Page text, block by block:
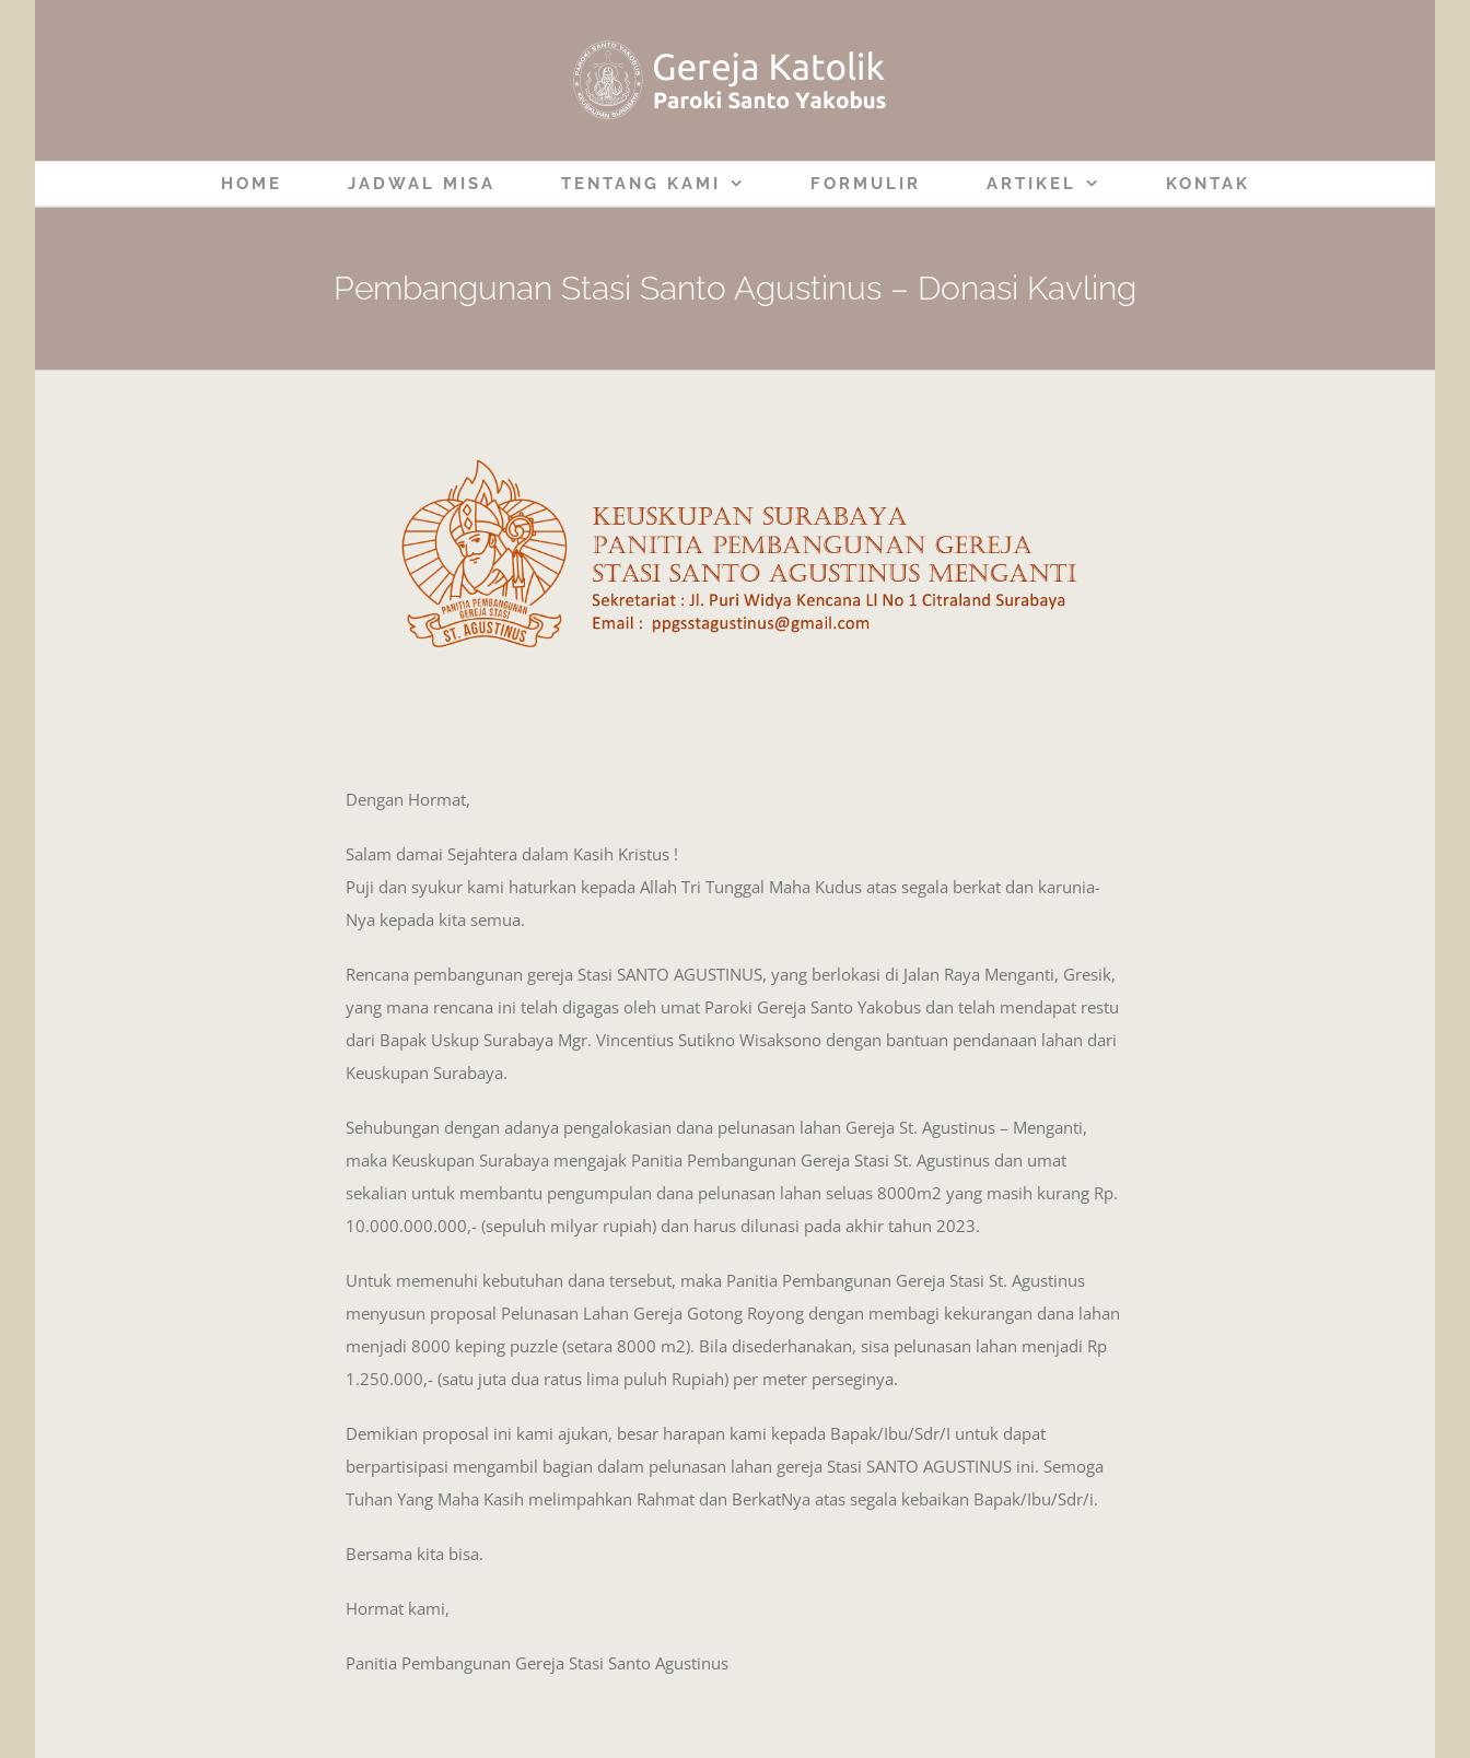
HOME JADWAL MISA TENTANG KAMI FORMULIR ARTIKEL KONTAK
Pembangunan Stasi Santo Agustinus – Donasi Kavling
Dengan Hormat,
Salam damai Sejahtera dalam Kasih Kristus !
Puji dan syukur kami haturkan kepada Allah Tri Tunggal Maha Kudus atas segala berkat dan karunia-
Nya kepada kita semua.
Rencana pembangunan gereja Stasi SANTO AGUSTINUS, yang berlokasi di Jalan Raya Menganti, Gresik,
yang mana rencana ini telah digagas oleh umat Paroki Gereja Santo Yakobus dan telah mendapat restu
dari Bapak Uskup Surabaya Mgr. Vincentius Sutikno Wisaksono dengan bantuan pendanaan lahan dari
Keuskupan Surabaya.
Sehubungan dengan adanya pengalokasian dana pelunasan lahan Gereja St. Agustinus – Menganti,
maka Keuskupan Surabaya mengajak Panitia Pembangunan Gereja Stasi St. Agustinus dan umat
sekalian untuk membantu pengumpulan dana pelunasan lahan seluas 8000m2 yang masih kurang Rp.
10.000.000.000,- (sepuluh milyar rupiah) dan harus dilunasi pada akhir tahun 2023.
Untuk memenuhi kebutuhan dana tersebut, maka Panitia Pembangunan Gereja Stasi St. Agustinus
menyusun proposal Pelunasan Lahan Gereja Gotong Royong dengan membagi kekurangan dana lahan
menjadi 8000 keping puzzle (setara 8000 m2). Bila disederhanakan, sisa pelunasan lahan menjadi Rp
1.250.000,- (satu juta dua ratus lima puluh Rupiah) per meter perseginya.
Demikian proposal ini kami ajukan, besar harapan kami kepada Bapak/Ibu/Sdr/I untuk dapat
berpartisipasi mengambil bagian dalam pelunasan lahan gereja Stasi SANTO AGUSTINUS ini. Semoga
Tuhan Yang Maha Kasih melimpahkan Rahmat dan BerkatNya atas segala kebaikan Bapak/Ibu/Sdr/i.
Bersama kita bisa.
Hormat kami,
Panitia Pembangunan Gereja Stasi Santo Agustinus